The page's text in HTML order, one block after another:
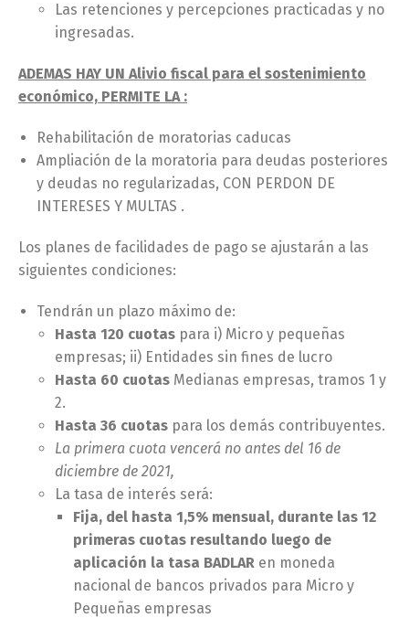
Las retenciones y percepciones practicadas y no
ingresadas.
ADEMAS HAY UN Alivio fiscal para el sostenimiento
económico, PERMITE LA :
Rehabilitación de moratorias caducas
Ampliación de la moratoria para deudas posteriores
y deudas no regularizadas, CON PERDON DE
INTERESES Y MULTAS .
Los planes de facilidades de pago se ajustarán a las
siguientes condiciones:
Tendrán un plazo máximo de:
Hasta 120 cuotas para i) Micro y pequeñas
empresas; ii) Entidades sin fines de lucro
Hasta 60 cuotas Medianas empresas, tramos 1 y
2.
Hasta 36 cuotas para los demás contribuyentes.
La primera cuota vencerá no antes del 16 de
diciembre de 2021,
La tasa de interés será:
Fija, del hasta 1,5% mensual, durante las 12
primeras cuotas resultando luego de
aplicación la tasa BADLAR en moneda
nacional de bancos privados para Micro y
Pequeñas empresas